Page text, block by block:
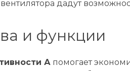
дадут
и функции
Апомогает